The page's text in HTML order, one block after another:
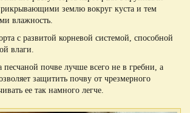
землю вокруг куста и тем
влажность.
с развитой корневой системой, способной
влаги.
почве лучше всего не в гребни, а
защитить почву от чрезмерного
ее так намного легче.